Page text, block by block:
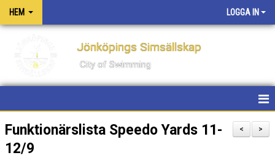
HEM LOGGA IN
Jönköpings Simsällskap
City of Swimming
HEM
NYHETER
>
<
Funktionärslista Speedo Yards 11-
12/9